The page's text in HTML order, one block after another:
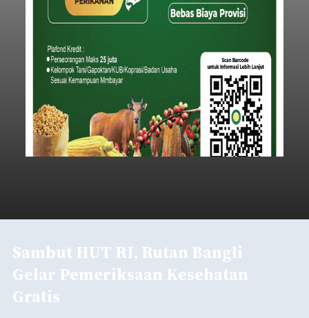
Sambut HUT RI, Rutan Bangli
Gelar Pemeriksaan Kesehatan
Gratis